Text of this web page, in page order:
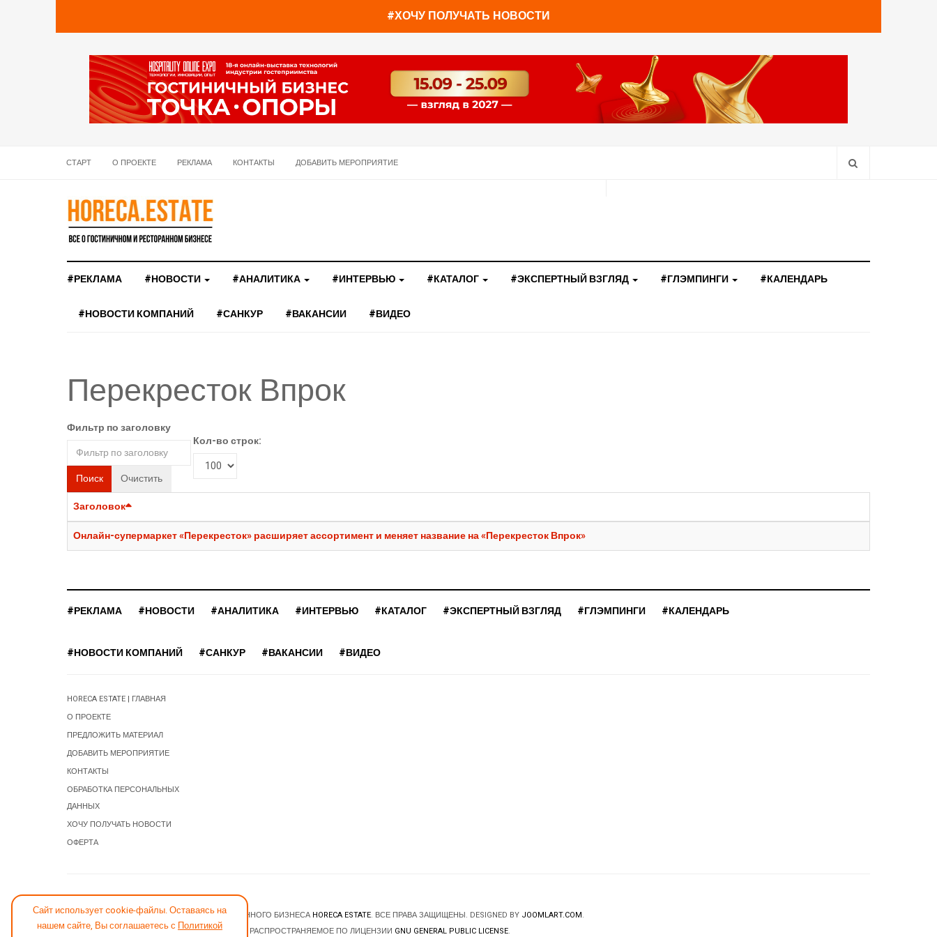
#ХОЧУ ПОЛУЧАТЬ НОВОСТИ
СТАРТ О ПРОЕКТЕ РЕКЛАМА КОНТАКТЫ ДОБАВИТЬ МЕРОПРИЯТИЕ
#РЕКЛАМА #НОВОСТИ #АНАЛИТИКА #ИНТЕРВЬЮ #КАТАЛОГ #ЭКСПЕРТНЫЙ ВЗГЛЯД #ГЛЭМПИНГИ #КАЛЕНДАРЬ
#НОВОСТИ КОМПАНИЙ #САНКУР #ВАКАНСИИ #ВИДЕО
Перекресток Впрок
Фильтр по заголовку
Поиск Очистить
Кол-во строк:
Заголовок
Онлайн-супермаркет «Перекресток» расширяет ассортимент и меняет название на «Перекресток Впрок»
Сайт использует cookie-файлы. Оставаясь на
нашем сайте, Вы соглашаетесь с Политикой
#РЕКЛАМА #НОВОСТИ #АНАЛИТИКА #ИНТЕРВЬЮ #КАТАЛОГ #ЭКСПЕРТНЫЙ ВЗГЛЯД #ГЛЭМПИНГИ #КАЛЕНДАРЬ
#НОВОСТИ КОМПАНИЙ #САНКУР #ВАКАНСИИ #ВИДЕО
HORECA ESTATE | ГЛАВНАЯ
О ПРОЕКТЕ
ПРЕДЛОЖИТЬ МАТЕРИАЛ
ДОБАВИТЬ МЕРОПРИЯТИЕ
КОНТАКТЫ
ОБРАБОТКА ПЕРСОНАЛЬНЫХ
ДАННЫХ
ХОЧУ ПОЛУЧАТЬ НОВОСТИ
ОФЕРТА
© 2026 НОВОСТИ ГОСТИНИЧНОГО И РЕСТОРАННОГО БИЗНЕСА HORECA ESTATE. ВСЕ ПРАВА ЗАЩИЩЕНЫ. DESIGNED BY JOOMLART.COM.
JOOMLA! CMS- ПРОГРАММНОЕ ОБЕСПЕЧЕНИЕ, РАСПРОСТРАНЯЕМОЕ ПО ЛИЦЕНЗИИ GNU GENERAL PUBLIC LICENSE.